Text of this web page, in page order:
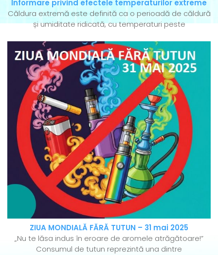
Informare privind efectele temperaturilor extreme
Căldura extremă este definită ca o perioadă de căldură
și umiditate ridicată, cu temperaturi peste
ZIUA MONDIALĂ FĂRĂ TUTUN – 31 mai 2025
„Nu te lăsa indus în eroare de aromele atrăgătoare!”
Consumul de tutun reprezintă una dintre